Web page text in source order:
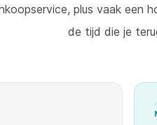
plus vaak een
de tijd die je